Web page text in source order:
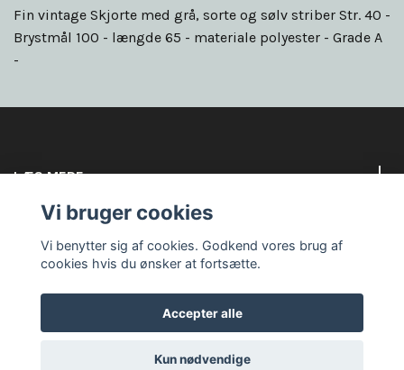
Fin vintage Skjorte med grå, sorte og sølv striber Str. 40 -
Brystmål 100 - længde 65 - materiale polyester - Grade A
-
LÆS MERE
Sociale medier
© 2026 Goodbye circus
Vi bruger cookies
Vi benytter sig af cookies. Godkend vores brug af
cookies hvis du ønsker at fortsætte.
Accepter alle
Kun nødvendige